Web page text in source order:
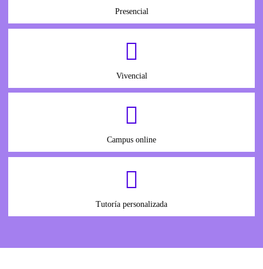
Presencial
Vivencial
Campus online
Tutoría personalizada